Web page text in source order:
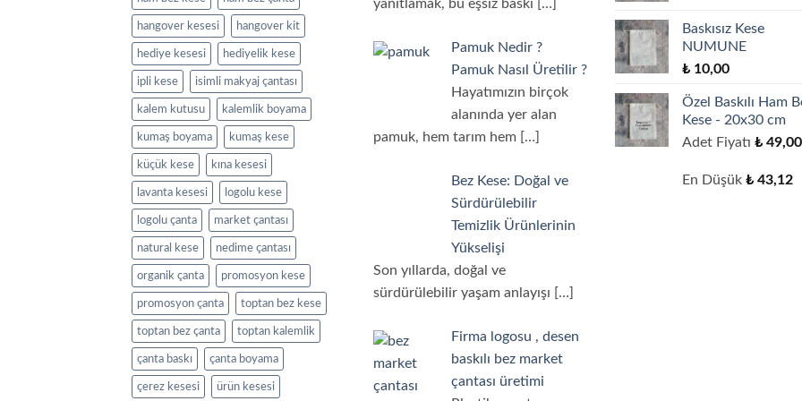
hangover kesesi hangover kit
hediye kesesi hediyelik kese
ipli kese isimli makyaj çantası
kalem kutusu kalemlik boyama
kumaş boyama kumaş kese
küçük kese kına kesesi
lavanta kesesi logolu kese
logolu çanta market çantası
natural kese nedime çantası
organik çanta promosyon kese
promosyon çanta toptan bez kese
toptan bez çanta toptan kalemlik
çanta baskı çanta boyama
çerez kesesi ürün kesesi
yanıtlamak, bu eşsiz baskı […]
Pamuk Nedir ?
Pamuk Nasıl Üretilir ?
Hayatımızın birçok
alanında yer alan
pamuk, hem tarım hem
[…]
Bez Kese: Doğal ve
Sürdürülebilir
Temizlik Ürünlerinin
Yükselişi
Son yıllarda, doğal ve
sürdürülebilir yaşam anlayışı
[…]
Firma logosu , desen
baskılı bez market
çantası üretimi
Baskısız Kese
NUMUNE
₺ 10,00
Özel Baskılı Ham
Kese - 20x30 cm
Adet Fiyatı ₺ 49,00
En Düşük ₺ 43,12